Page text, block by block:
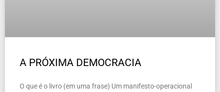
A PRÓXIMA DEMOCRACIA
O que é o livro (em uma frase) Um manifesto-operacional